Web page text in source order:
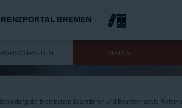
BREMEN
VORSCHRIFTEN DATEN
der bremischen Beamtinnen und Beamten sowie